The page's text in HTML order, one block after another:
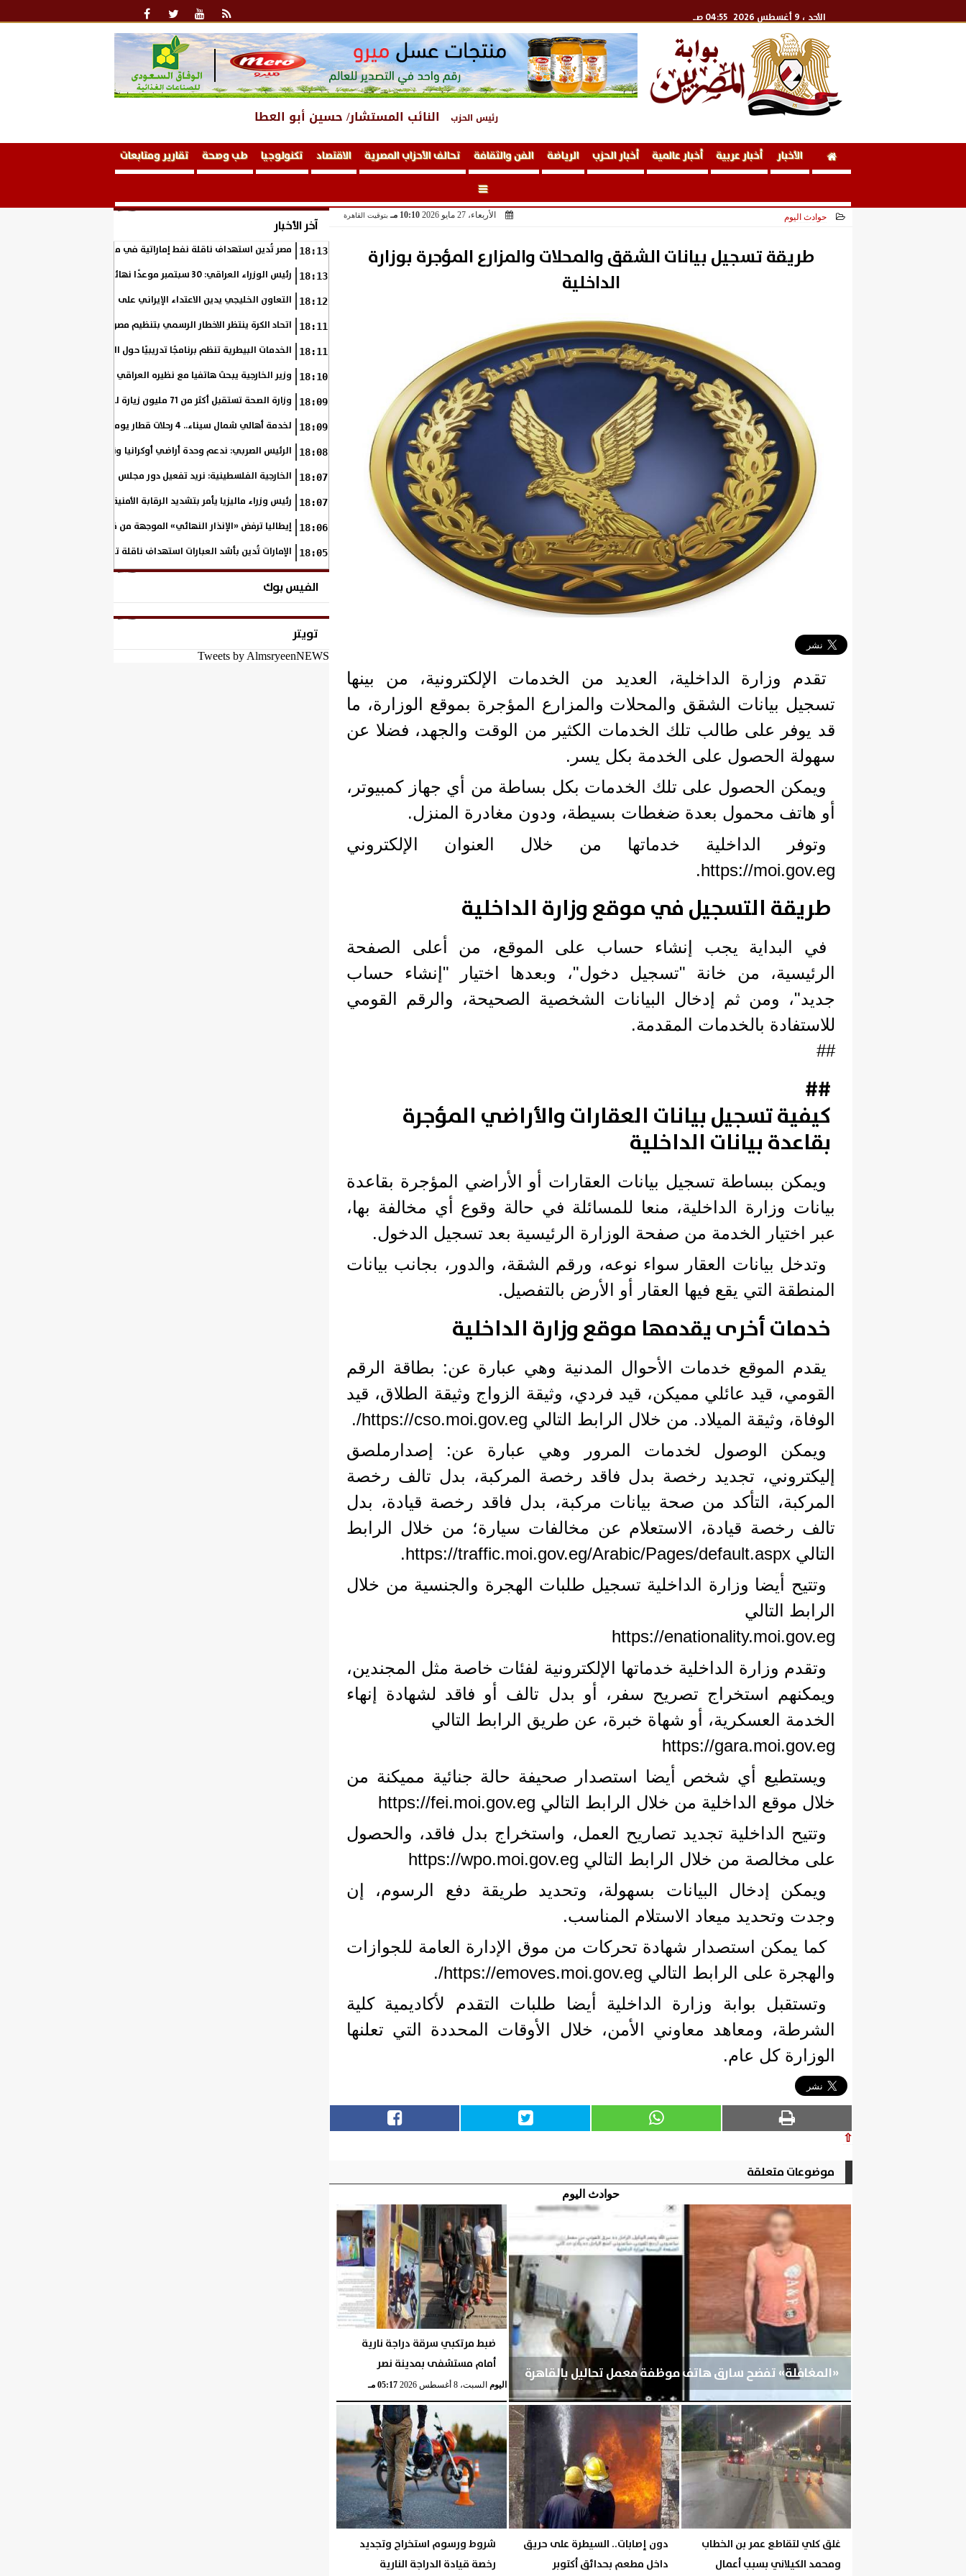
الأحد ، 9 أغسطس 2026 04:55 صـ
رئيس الحزب النائب المستشار/ حسين أبو العطا
الأخبار أخبار عربية أخبار عالمية أخبار الحزب الرياضة الفن والثقافة تحالف الأحزاب المصرية الاقتصاد تكنولوجيا طب وصحة تقارير ومتابعات
حوادث اليوم الأربعاء، 27 مايو 2026 10:10 مـ بتوقيت القاهرة
طريقة تسجيل بيانات الشقق والمحلات والمزارع المؤجرة بوزارة
الداخلية
تقدم وزارة الداخلية، العديد من الخدمات الإلكترونية، من بينها
تسجيل بيانات الشقق والمحلات والمزارع المؤجرة بموقع الوزارة، ما
قد يوفر على طالب تلك الخدمات الكثير من الوقت والجهد، فضلا عن
سهولة الحصول على الخدمة بكل يسر.
ويمكن الحصول على تلك الخدمات بكل بساطة من أي جهاز كمبيوتر،
أو هاتف محمول بعدة ضغطات بسيطة، ودون مغادرة المنزل.
وتوفر الداخلية خدماتها من خلال العنوان الإلكتروني
https://moi.gov.eg.
طريقة التسجيل في موقع وزارة الداخلية
في البداية يجب إنشاء حساب على الموقع، من أعلى الصفحة
الرئيسية، من خانة "تسجيل دخول"، وبعدها اختيار "إنشاء حساب
جديد"، ومن ثم إدخال البيانات الشخصية الصحيحة، والرقم القومي
للاستفادة بالخدمات المقدمة.
##
##
كيفية تسجيل بيانات العقارات والأراضي المؤجرة
بقاعدة بيانات الداخلية
ويمكن ببساطة تسجيل بيانات العقارات أو الأراضي المؤجرة بقاعدة
بيانات وزارة الداخلية، منعا للمسائلة في حالة وقوع أي مخالفة بها،
عبر اختيار الخدمة من صفحة الوزارة الرئيسية بعد تسجيل الدخول.
وتدخل بيانات العقار سواء نوعه، ورقم الشقة، والدور، بجانب بيانات
المنطقة التي يقع فيها العقار أو الأرض بالتفصيل.
خدمات أخرى يقدمها موقع وزارة الداخلية
يقدم الموقع خدمات الأحوال المدنية وهي عبارة عن: بطاقة الرقم
القومي، قيد عائلي مميكن، قيد فردي، وثيقة الزواج وثيقة الطلاق، قيد
الوفاة، وثيقة الميلاد. من خلال الرابط التالي https://cso.moi.gov.eg/.
ويمكن الوصول لخدمات المرور وهي عبارة عن: إصدارملصق
إليكتروني، تجديد رخصة بدل فاقد رخصة المركبة، بدل تالف رخصة
المركبة، التأكد من صحة بيانات مركبة، بدل فاقد رخصة قيادة، بدل
تالف رخصة قيادة، الاستعلام عن مخالفات سيارة؛ من خلال الرابط
التالي https://traffic.moi.gov.eg/Arabic/Pages/default.aspx.
وتتيح أيضا وزارة الداخلية تسجيل طلبات الهجرة والجنسية من خلال
الرابط التالي
https://enationality.moi.gov.eg
وتقدم وزارة الداخلية خدماتها الإلكترونية لفئات خاصة مثل المجندين،
ويمكنهم استخراج تصريح سفر، أو بدل تالف أو فاقد لشهادة إنهاء
الخدمة العسكرية، أو شهاة خبرة، عن طريق الرابط التالي
https://gara.moi.gov.eg
ويستطيع أي شخص أيضا استصدار صحيفة حالة جنائية مميكنة من
خلال موقع الداخلية من خلال الرابط التالي https://fei.moi.gov.eg
وتتيح الداخلية تجديد تصاريح العمل، واستخراج بدل فاقد، والحصول
على مخالصة من خلال الرابط التالي https://wpo.moi.gov.eg
ويمكن إدخال البيانات بسهولة، وتحديد طريقة دفع الرسوم، إن
وجدت وتحديد ميعاد الاستلام المناسب.
كما يمكن استصدار شهادة تحركات من موق الإدارة العامة للجوازات
والهجرة على الرابط التالي https://emoves.moi.gov.eg/.
وتستقبل بوابة وزارة الداخلية أيضا طلبات التقدم لأكاديمية كلية
الشرطة، ومعاهد معاوني الأمن، خلال الأوقات المحددة التي تعلنها
الوزارة كل عام.
⇧
موضوعات متعلقة
حوادث اليوم
«المغافلة» تفضح سارق هاتف موظفة معمل تحاليل بالقاهرة
اليوم السبت، 8 أغسطس 2026 05:20 مـ
ضبط مرتكبي سرقة دراجة نارية
أمام مستشفى بمدينة نصر
اليوم السبت، 8 أغسطس 2026 05:17 مـ
غلق كلي لتقاطع عمر بن الخطاب
ومحمد الكيلاني بسبب أعمال
دون إصابات.. السيطرة على حريق
داخل مطعم بحدائق أكتوبر
شروط ورسوم استخراج وتجديد
رخصة قيادة الدراجة النارية
آخر الأخبار
18:13 مصر تُدين استهداف ناقلة نفط إماراتية في مضيق هرمز
18:13 رئيس الوزراء العراقي: 30 سبتمبر موعدًا نهائيًا لانسحاب قوات التحالف من العراق
18:12 التعاون الخليجي يدين الاعتداء الإيراني على ناقلة نفط إماراتية في
18:11 اتحاد الكرة ينتظر الاخطار الرسمي بتنظيم مصر بطولة أمم إفريقيا تحت 23 عاما
18:11 الخدمات البيطرية تنظم برنامجًا تدريبيًا حول التطبيقات الحديثة لأنظمة
18:10 وزير الخارجية يبحث هاتفيا مع نظيره العراقي التطورات الإقليمية ومستقبل
18:09 وزارة الصحة تستقبل أكثر من 71 مليون زيارة للسيدات لتلقي خدمات الفحص والتوعية
18:09 لخدمة أهالي شمال سيناء.. 4 رحلات قطار يوميًا بين القنطرة شرق وبئر العبد
18:08 الرئيس الصربي: ندعم وحدة أراضي أوكرانيا ونساند مسارها نحو الاتحاد
18:07 الخارجية الفلسطينية: نريد تفعيل دور مجلس السلام بشأن غزة والانتقال
18:07 رئيس وزراء ماليزيا يأمر بتشديد الرقابة الأمنية على جميع المنافذ
18:06 إيطاليا ترفض «الإنذار النهائي» الموجهة من قِبَل إسبانيا بشأن عمليات
18:05 الإمارات تُدين بأشد العبارات استهداف ناقلة تابعة لأدنوك أثناء عبورها
الفيس بوك
تويتر
Tweets by AlmsryeenNEWS